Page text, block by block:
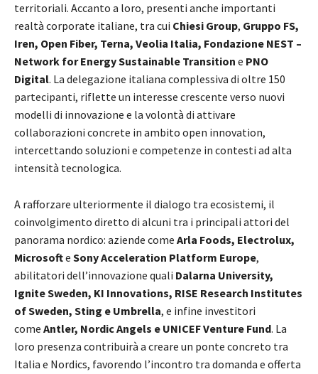
territoriali. Accanto a loro, presenti anche importanti
realtà corporate italiane, tra cui Chiesi Group, Gruppo FS,
Iren, Open Fiber, Terna, Veolia Italia, Fondazione NEST –
Network for Energy Sustainable Transition e PNO
Digital. La delegazione italiana complessiva di oltre 150
partecipanti, riflette un interesse crescente verso nuovi
modelli di innovazione e la volontà di attivare
collaborazioni concrete in ambito open innovation,
intercettando soluzioni e competenze in contesti ad alta
intensità tecnologica.
A rafforzare ulteriormente il dialogo tra ecosistemi, il
coinvolgimento diretto di alcuni tra i principali attori del
panorama nordico: aziende come Arla Foods, Electrolux,
Microsofte Sony Acceleration Platform Europe,
abilitatori dell’innovazione quali Dalarna University,
Ignite Sweden, KI Innovations, RISE Research Institutes
of Sweden, Sting e Umbrella, e infine investitori
come Antler, Nordic Angels e UNICEF Venture Fund. La
loro presenza contribuirà a creare un ponte concreto tra
Italia e Nordics, favorendo l’incontro tra domanda e offerta